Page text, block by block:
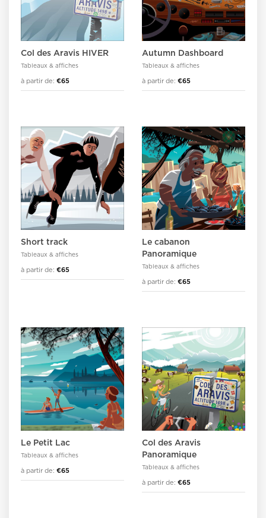
Col des Aravis HIVER
Tableaux & affiches
à partir de: €65
Autumn Dashboard
Tableaux & affiches
à partir de: €65
Short track
Tableaux & affiches
à partir de: €65
Le cabanon
Panoramique
Tableaux & affiches
à partir de: €65
Le Petit Lac
Tableaux & affiches
à partir de: €65
Col des Aravis
Panoramique
Tableaux & affiches
à partir de: €65